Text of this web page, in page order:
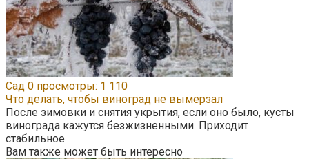
Сад 0 просмотры: 1 110
Что делать, чтобы виноград не вымерзал
После зимовки и снятия укрытия, если оно было, кусты
винограда кажутся безжизненными. Приходит
стабильное
Вам также может быть интересно